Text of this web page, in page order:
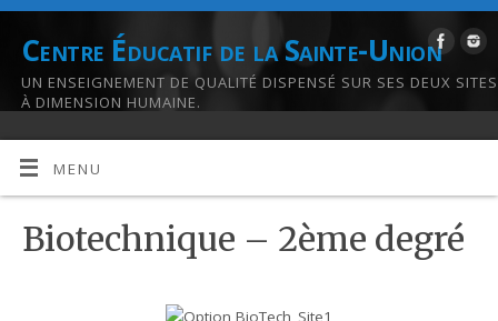
Centre Éducatif de la Sainte-Union
UN ENSEIGNEMENT DE QUALITÉ DISPENSÉ SUR SES DEUX SITES
À DIMENSION HUMAINE.
MENU
Biotechnique – 2ème degré